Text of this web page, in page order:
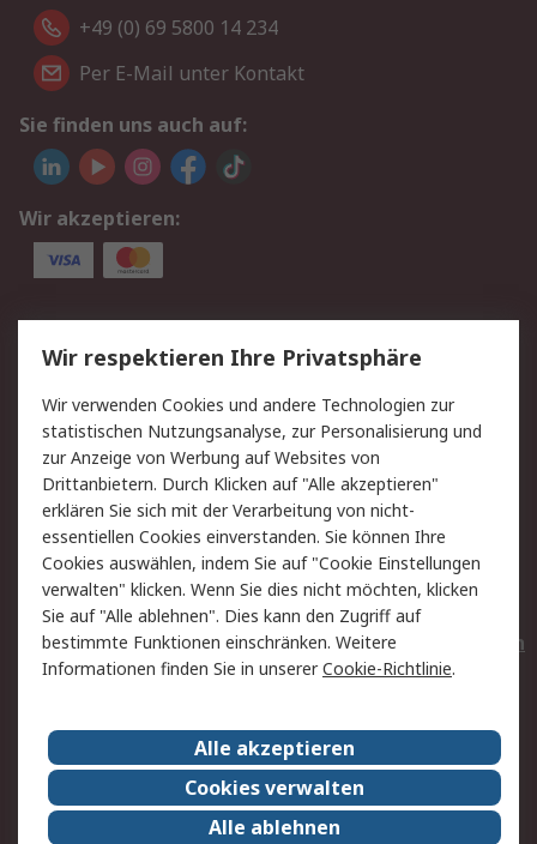
+49 (0) 69 5800 14 234
Per E-Mail unter Kontakt
Sie finden uns auch auf:
Wir akzeptieren:
Service
Value Added Services
Lieferlösungen
Rücksendungen
Kontakt
Hilfe
Privatkunden
Rechtliches
AGB
Datenschutz
Cookie-Richtlinie
Zahlungsbedingungen
Copyright/Impressum
Entsorgung
Elektrogeräte/Batterien
RS weltweit
Karriere bei RS
Nachhaltigkeit
Qualität/Umwelt/ZertifikatePresse-Center
Wir respektieren Ihre Privatsphäre
Wir verwenden Cookies und andere Technologien zur
statistischen Nutzungsanalyse, zur Personalisierung und
zur Anzeige von Werbung auf Websites von
Drittanbietern. Durch Klicken auf "Alle akzeptieren"
erklären Sie sich mit der Verarbeitung von nicht-
essentiellen Cookies einverstanden. Sie können Ihre
Cookies auswählen, indem Sie auf "Cookie Einstellungen
verwalten" klicken. Wenn Sie dies nicht möchten, klicken
Sie auf "Alle ablehnen". Dies kann den Zugriff auf
bestimmte Funktionen einschränken. Weitere
Informationen finden Sie in unsererCookie-Richtlinie.
Alle akzeptieren
Cookies verwalten
Alle ablehnen